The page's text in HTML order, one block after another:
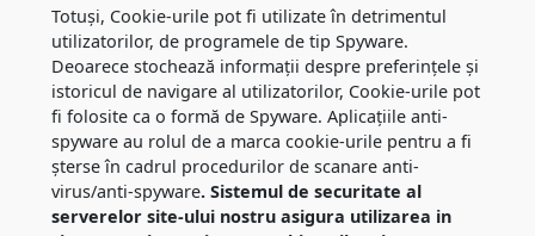
Totuși, Cookie-urile pot fi utilizate în detrimentul
utilizatorilor, de programele de tip Spyware.
Deoarece stochează informații despre preferințele și
istoricul de navigare al utilizatorilor, Cookie-urile pot
fi folosite ca o formă de Spyware. Aplicațiile anti-
spyware au rolul de a marca cookie-urile pentru a fi
șterse în cadrul procedurilor de scanare anti-
virus/anti-spyware. Sistemul de securitate al
serverelor site-ului nostru asigura utilizarea in